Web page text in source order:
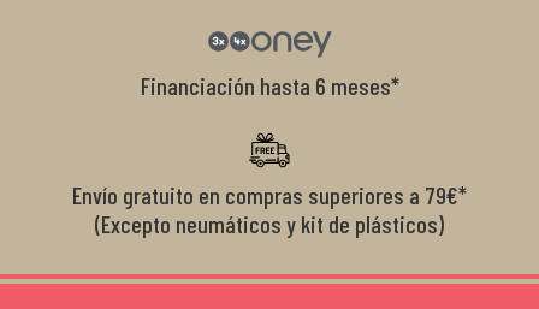
Financiación hasta 6 meses*
Envío gratuito en compras superiores a 79€*
(Excepto neumáticos y kit de plásticos)